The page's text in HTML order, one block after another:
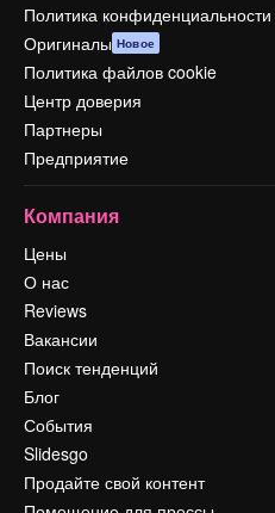
Политика конфиденциальности
Оригиналы Новое
Политика файлов cookie
Центр доверия
Партнеры
Предприятие
Компания
Цены
О нас
Reviews
Вакансии
Поиск тенденций
Блог
События
Slidesgo
Продайте свой контент